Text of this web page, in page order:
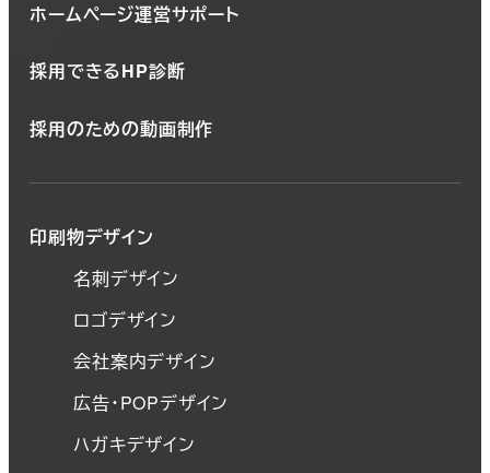
ホームページ運営サポート
採用できるHP診断
採用のための動画制作
印刷物デザイン
名刺デザイン
ロゴデザイン
会社案内デザイン
広告・POPデザイン
ハガキデザイン